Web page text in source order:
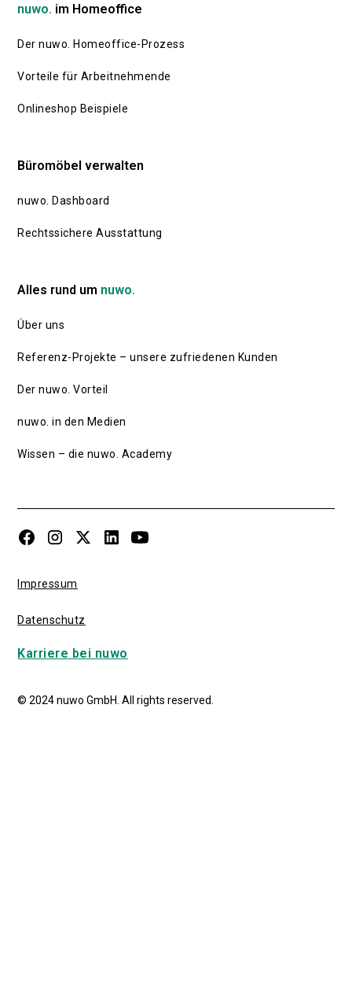
nuwo. im Homeoffice
Der nuwo. Homeoffice-Prozess
Vorteile für Arbeitnehmende
Onlineshop Beispiele
Büromöbel verwalten
nuwo. Dashboard
Rechtssichere Ausstattung
Alles rund um nuwo.
Über uns
Referenz-Projekte – unsere zufriedenen Kunden
Der nuwo. Vorteil
nuwo. in den Medien
Wissen – die nuwo. Academy
© 2024 nuwo GmbH. All rights reserved.
Impressum
Datenschutz
Karriere bei nuwo